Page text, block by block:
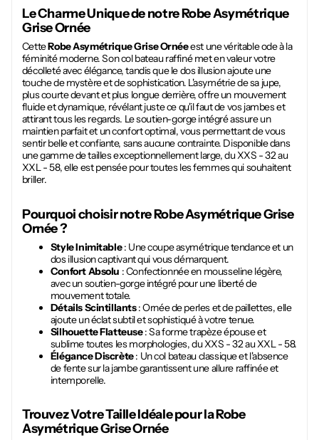
Le Charme Unique de notreRobe Asymétrique
Grise Ornée
CetteRobe Asymétrique Grise Ornéeest une véritable ode à la
féminité moderne. Son col bateau raffiné met en valeur votre
décolleté avec élégance, tandis que le dos illusion ajoute une
touche de mystère et de sophistication. L'asymétrie de sa jupe,
plus courte devant et plus longue derrière, offre un mouvement
fluide et dynamique, révélant juste ce qu'il faut de vos jambes et
attirant tous les regards. Le soutien-gorge intégré assure un
maintien parfait et un confort optimal, vous permettant de vous
sentir belle et confiante, sans aucune contrainte. Disponible dans
une gamme de tailles exceptionnellement large, du XXS - 32 au
XXL - 58, elle est pensée pour toutes les femmes qui souhaitent
briller.
Pourquoi choisir notreRobe Asymétrique Grise
Ornée?
Style Inimitable: Une coupe asymétrique tendance et un
dos illusion captivant qui vous démarquent.
Confort Absolu : Confectionnée en mousseline légère,
avec un soutien-gorge intégré pour une liberté de
mouvement totale.
Détails Scintillants: Ornée de perles et de paillettes, elle
ajoute un éclat subtil et sophistiqué à votre tenue.
Silhouette Flatteuse: Sa forme trapèze épouse et
sublime toutes les morphologies, du XXS - 32 au XXL - 58.
Élégance Discrète: Un col bateau classique et l'absence
de fente sur la jambe garantissent une allure raffinée et
intemporelle.
Trouvez Votre Taille Idéale pour laRobe
Asymétrique Grise Ornée